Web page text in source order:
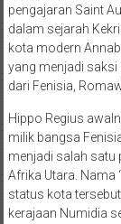
pengajaran Saint
dalam sejarah
kota modern
yang menjadi saksi
dari Fenisia,
Hippo Regius
milik bangsa
menjadi salah satu
Afrika Utara. Nama
status kota
kerajaan Numidia